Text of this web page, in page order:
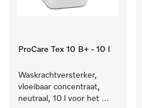
ProCare Tex 10 B+ - 10 l
Waskrachtversterker,
vloeibaar concentraat,
neutraal, 10 l voor het